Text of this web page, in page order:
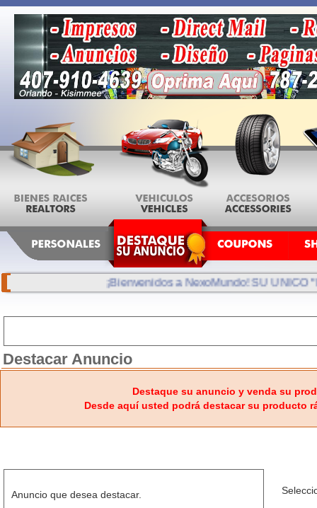
¡Bienvenidos a NexoMundo! SU UNICO
Destacar Anuncio
Destaque su anuncio y venda su
Desde aquí usted podrá destacar su producto
Anuncio que desea destacar.